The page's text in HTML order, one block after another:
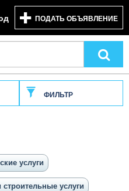
ПОДАТЬ ОБЪЯВЛЕНИЕ
ФИЛЬТР
услуги
строительные услуги